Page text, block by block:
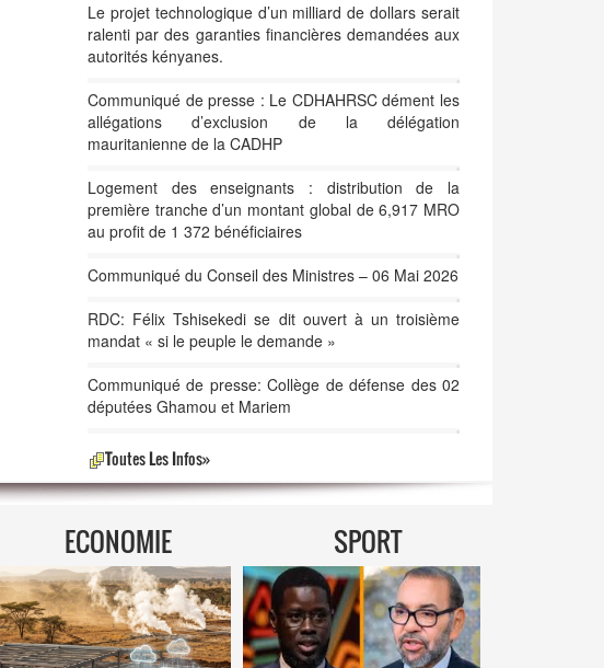
Le projet technologique d’un milliard de dollars serait
ralenti par des garanties financières demandées aux
autorités kényanes.
Communiqué de presse : Le CDHAHRSC dément les
allégations d’exclusion de la délégation
mauritanienne de la CADHP
Logement des enseignants : distribution de la
première tranche d’un montant global de 6,917 MRO
au profit de 1 372 bénéficiaires
Communiqué du Conseil des Ministres – 06 Mai 2026
RDC: Félix Tshisekedi se dit ouvert à un troisième
mandat « si le peuple le demande »
Communiqué de presse: Collège de défense des 02
députées Ghamou et Mariem
ToutesLesInfos»
ECONOMIE SPORT